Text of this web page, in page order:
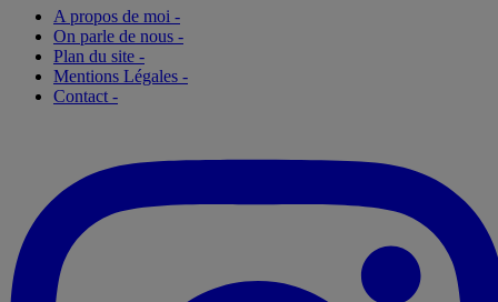
A propos de moi -
On parle de nous -
Plan du site -
Mentions Légales -
Contact -